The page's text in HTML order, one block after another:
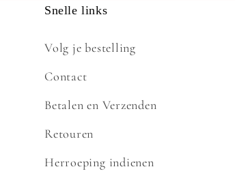
Snelle links
Volg je bestelling
Contact
Betalen en Verzenden
Retouren
Herroeping indienen